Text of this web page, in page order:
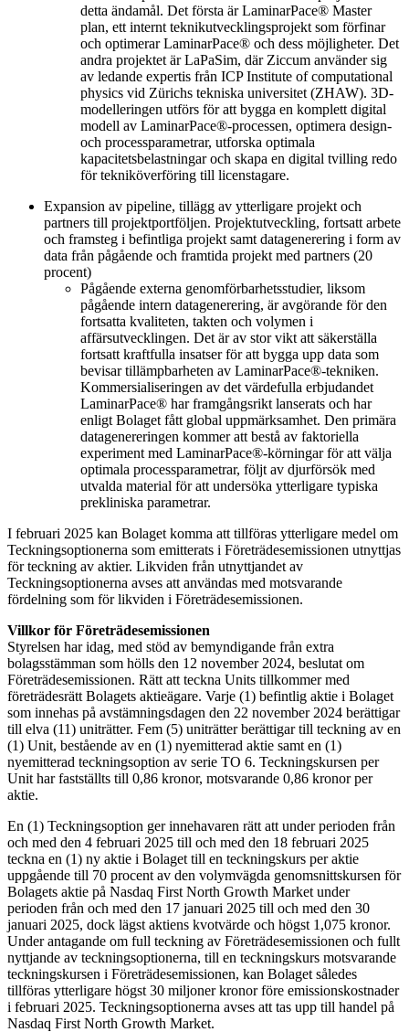
detta ändamål. Det första är LaminarPace® Master
plan, ett internt teknikutvecklingsprojekt som förfinar
och optimerar LaminarPace® och dess möjligheter. Det
andra projektet är LaPaSim, där Ziccum använder sig
av ledande expertis från ICP Institute of computational
physics vid Zürichs tekniska universitet (ZHAW). 3D-
modelleringen utförs för att bygga en komplett digital
modell av LaminarPace®-processen, optimera design-
och processparametrar, utforska optimala
kapacitetsbelastningar och skapa en digital tvilling redo
för tekniköverföring till licenstagare.
Expansion av pipeline, tillägg av ytterligare projekt och
partners till projektportföljen. Projektutveckling, fortsatt arbete
och framsteg i befintliga projekt samt datagenerering i form av
data från pågående och framtida projekt med partners (20
procent)
Pågående externa genomförbarhetsstudier, liksom
pågående intern datagenerering, är avgörande för den
fortsatta kvaliteten, takten och volymen i
affärsutvecklingen. Det är av stor vikt att säkerställa
fortsatt kraftfulla insatser för att bygga upp data som
bevisar tillämpbarheten av LaminarPace®-tekniken.
Kommersialiseringen av det värdefulla erbjudandet
LaminarPace® har framgångsrikt lanserats och har
enligt Bolaget fått global uppmärksamhet. Den primära
datagenereringen kommer att bestå av faktoriella
experiment med LaminarPace®-körningar för att välja
optimala processparametrar, följt av djurförsök med
utvalda material för att undersöka ytterligare typiska
prekliniska parametrar.
I februari 2025 kan Bolaget komma att tillföras ytterligare medel om
Teckningsoptionerna som emitterats i Företrädesemissionen utnyttjas
för teckning av aktier. Likviden från utnyttjandet av
Teckningsoptionerna avses att användas med motsvarande
fördelning som för likviden i Företrädesemissionen.
Villkor för Företrädesemissionen
Styrelsen har idag, med stöd av bemyndigande från extra
bolagsstämman som hölls den 12 november 2024, beslutat om
Företrädesemissionen. Rätt att teckna Units tillkommer med
företrädesrätt Bolagets aktieägare. Varje (1) befintlig aktie i Bolaget
som innehas på avstämningsdagen den 22 november 2024 berättigar
till elva (11) uniträtter. Fem (5) uniträtter berättigar till teckning av en
(1) Unit, bestående av en (1) nyemitterad aktie samt en (1)
nyemitterad teckningsoption av serie TO 6. Teckningskursen per
Unit har fastställts till 0,86 kronor, motsvarande 0,86 kronor per
aktie.
En (1) Teckningsoption ger innehavaren rätt att under perioden från
och med den 4 februari 2025 till och med den 18 februari 2025
teckna en (1) ny aktie i Bolaget till en teckningskurs per aktie
uppgående till 70 procent av den volymvägda genomsnittskursen för
Bolagets aktie på Nasdaq First North Growth Market under
perioden från och med den 17 januari 2025 till och med den 30
januari 2025, dock lägst aktiens kvotvärde och högst 1,075 kronor.
Under antagande om full teckning av Företrädesemissionen och fullt
nyttjande av teckningsoptionerna, till en teckningskurs motsvarande
teckningskursen i Företrädesemissionen, kan Bolaget således
tillföras ytterligare högst 30 miljoner kronor före emissionskostnader
i februari 2025. Teckningsoptionerna avses att tas upp till handel på
Nasdaq First North Growth Market.